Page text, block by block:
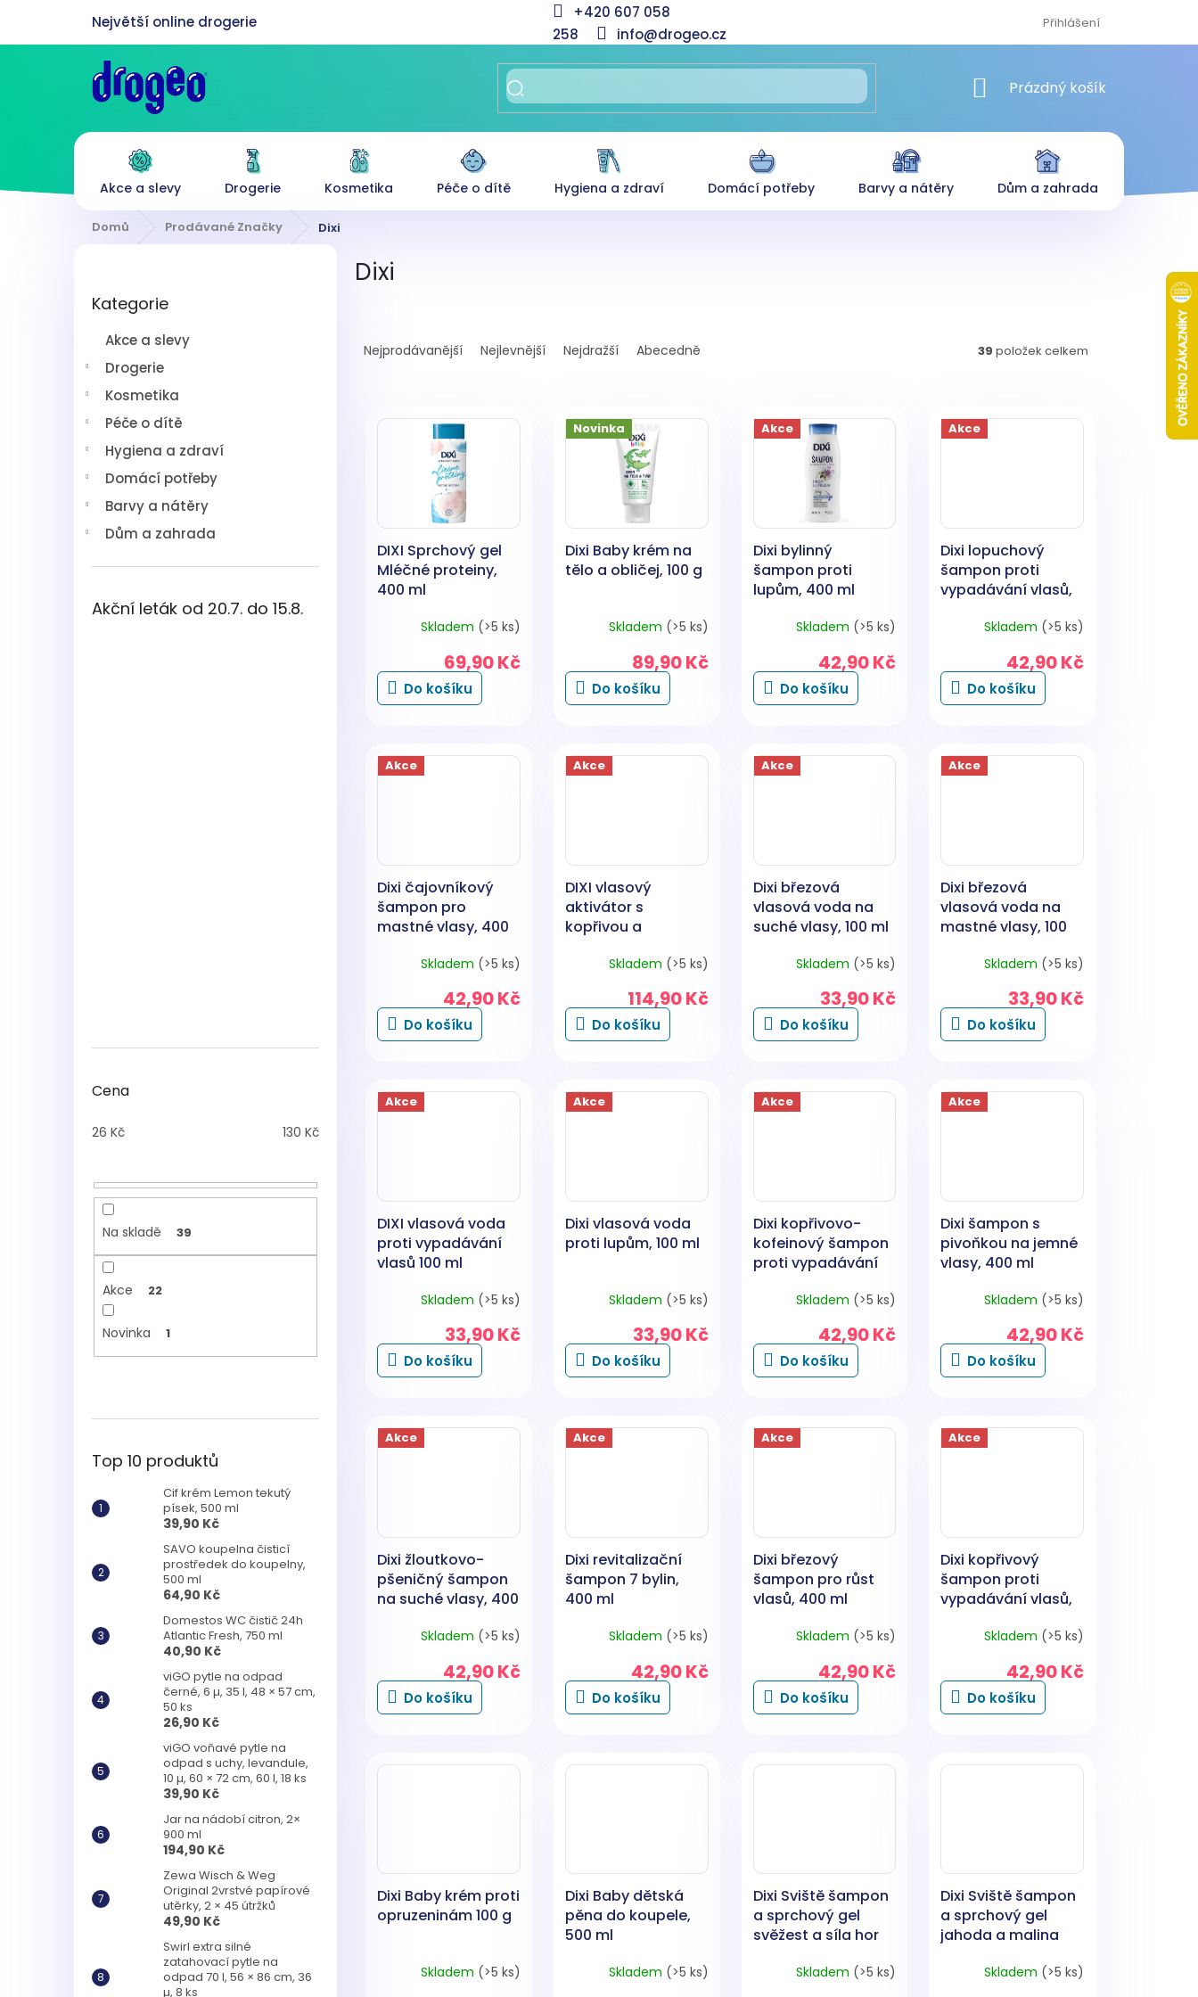
obsah
+420 607 058
258
info@drogeo.cz
Přihlášení
NÁKUPNÍ KOŠÍK
Prázdný košík
Akce a slevy Drogerie Kosmetika Péče o dítě Hygiena a zdraví Domácí potřeby Barvy a nátěry Dům a zahrada
Domů Prodávané Značky Dixi
kategorie
Kategorie
Akce a slevy
Drogerie
Kosmetika
Péče o dítě
Hygiena a zdraví
Domácí potřeby
Barvy a nátěry
Dům a zahrada
Akční leták od 20.7. do 15.8.
Cena
26 Kč 130 Kč
Na skladě 39
Akce 22
Novinka 1
Top 10 produktů
Cif krém Lemon tekutý
písek, 500 ml
39,90 Kč
SAVO koupelna čisticí
prostředek do koupelny,
500 ml
64,90 Kč
Domestos WC čistič 24h
Atlantic Fresh, 750 ml
40,90 Kč
viGO pytle na odpad
černé, 6 µ, 35 l, 48 × 57 cm,
50 ks
26,90 Kč
viGO voňavé pytle na
odpad s uchy, levandule,
10 µ, 60 × 72 cm, 60 l, 18 ks
39,90 Kč
Jar na nádobí citron, 2×
900 ml
194,90 Kč
Zewa Wisch & Weg
Original 2vrstvé papírové
utěrky, 2 × 45 útržků
49,90 Kč
Swirl extra silné
zatahovací pytle na
odpad 70 l, 56 × 86 cm, 36
µ, 8 ks
Dixi
aNejprodávanější Nejlevnější Nejdražší Abecedně 39 položek celkem
DIXI Sprchový gel
Mléčné proteiny,
400 ml
Skladem (>5 ks)
69,90 Kč
Do košíku
Novinka
Dixi Baby krém na
tělo a obličej, 100 g
Skladem (>5 ks)
89,90 Kč
Do košíku
Akce
Dixi bylinný
šampon proti
lupům, 400 ml
Skladem (>5 ks)
42,90 Kč
Do košíku
Akce
Dixi lopuchový
šampon proti
vypadávání vlasů,
Skladem (>5 ks)
42,90 Kč
Do košíku
Akce
Dixi čajovníkový
šampon pro
mastné vlasy, 400
Skladem (>5 ks)
42,90 Kč
Do košíku
Akce
DIXI vlasový
aktivátor s
kopřivou a
Skladem (>5 ks)
114,90 Kč
Do košíku
Akce
Dixi březová
vlasová voda na
suché vlasy, 100 ml
Skladem (>5 ks)
33,90 Kč
Do košíku
Akce
Dixi březová
vlasová voda na
mastné vlasy, 100
Skladem (>5 ks)
33,90 Kč
Do košíku
Akce
DIXI vlasová voda
proti vypadávání
vlasů 100 ml
Skladem (>5 ks)
33,90 Kč
Do košíku
Akce
Dixi vlasová voda
proti lupům, 100 ml
Skladem (>5 ks)
33,90 Kč
Do košíku
Akce
Dixi kopřivovo-
kofeinový šampon
proti vypadávání
Skladem (>5 ks)
42,90 Kč
Do košíku
Akce
Dixi šampon s
pivoňkou na jemné
vlasy, 400 ml
Skladem (>5 ks)
42,90 Kč
Do košíku
Akce
Dixi žloutkovo-
pšeničný šampon
na suché vlasy, 400
Skladem (>5 ks)
42,90 Kč
Do košíku
Akce
Dixi revitalizační
šampon 7 bylin,
400 ml
Skladem (>5 ks)
42,90 Kč
Do košíku
Akce
Dixi březový
šampon pro růst
vlasů, 400 ml
Skladem (>5 ks)
42,90 Kč
Do košíku
Akce
Dixi kopřivový
šampon proti
vypadávání vlasů,
Skladem (>5 ks)
42,90 Kč
Do košíku
Dixi Baby krém proti
opruzeninám 100 g
Skladem (>5 ks)
Dixi Baby dětská
pěna do koupele,
500 ml
Skladem (>5 ks)
Dixi Sviště šampon
a sprchový gel
svěžest a síla hor
Skladem (>5 ks)
Dixi Sviště šampon
a sprchový gel
jahoda a malina
Skladem (>5 ks)